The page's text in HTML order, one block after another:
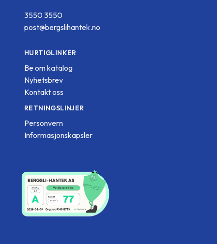
3550 3550
post@bergslihantek.no
HURTIGLINKER
Be om katalog
Nyhetsbrev
Kontakt oss
RETNINGSLINJER
Personvern
Informasjonskapsler